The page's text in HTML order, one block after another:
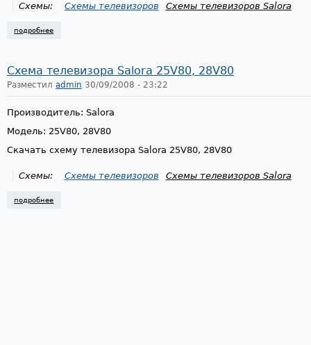
Схемы: Схемы телевизоров Схемы телевизоров Salora
подробнее
Схема телевизора Salora 25V80, 28V80
Разместил admin 30/09/2008 - 23:22
Производитель: Salora
Модель: 25V80, 28V80
Скачать схему телевизора Salora 25V80, 28V80
Схемы: Схемы телевизоров Схемы телевизоров Salora
подробнее